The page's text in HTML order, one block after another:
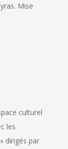
Mise
culturel
les
dirigés par